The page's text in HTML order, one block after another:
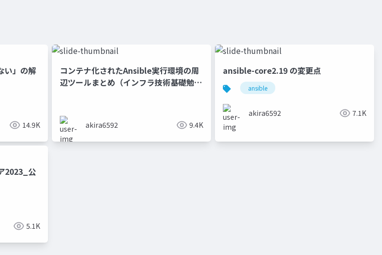
い」の解
14.9K
コンテナ化されたAnsible実行環境の周
辺ツールまとめ（インフラ技術基礎勉強
akira6592 9.4K
ansible-core2.19 の変更点
ansible
akira6592 7.1K
2023_公
5.1K